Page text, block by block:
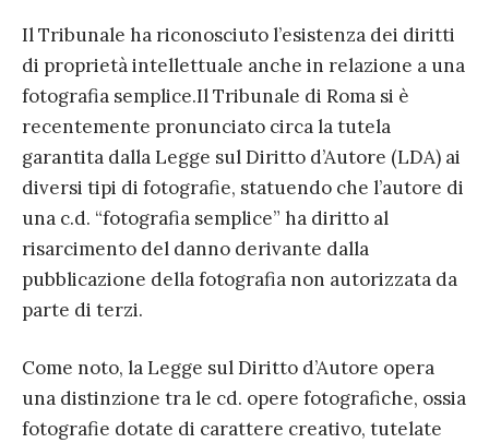
Il Tribunale ha riconosciuto l’esistenza dei diritti
di proprietà intellettuale anche in relazione a una
fotografia semplice.Il Tribunale di Roma si è
recentemente pronunciato circa la tutela
garantita dalla Legge sul Diritto d’Autore (LDA) ai
diversi tipi di fotografie, statuendo che l’autore di
una c.d. “fotografia semplice” ha diritto al
risarcimento del danno derivante dalla
pubblicazione della fotografia non autorizzata da
parte di terzi.
Come noto, la Legge sul Diritto d’Autore opera
una distinzione tra le cd. opere fotografiche, ossia
fotografie dotate di carattere creativo, tutelate